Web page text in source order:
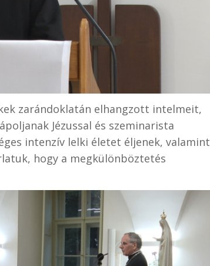
zarándoklatán elhangzott intelmeit,
Jézussal és szeminarista
intenzív lelki életet éljenek, valamint
hogy a megkülönböztetés